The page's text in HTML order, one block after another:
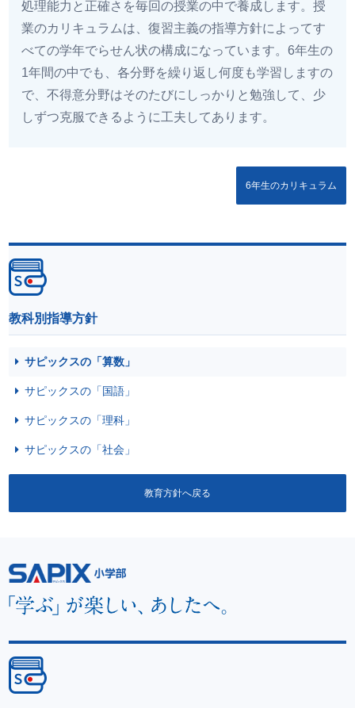
処理能力と正確さを毎回の授業の中で養成します。授
業のカリキュラムは、復習主義の指導方針によってす
べての学年でらせん状の構成になっています。6年生の
1年間の中でも、各分野を繰り返し何度も学習しますの
で、不得意分野はそのたびにしっかりと勉強して、少
しずつ克服できるように工夫してあります。
6年生のカリキュラム
教科別指導方針
サピックスの「算数」
サピックスの「国語」
サピックスの「理科」
サピックスの「社会」
教育方針へ戻る